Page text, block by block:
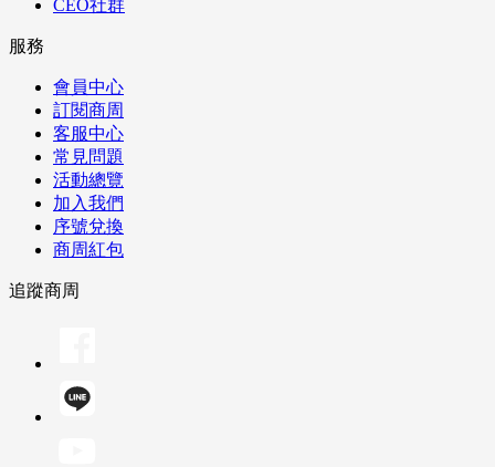
CEO社群
服務
會員中心
訂閱商周
客服中心
常見問題
活動總覽
加入我們
序號兌換
商周紅包
追蹤商周